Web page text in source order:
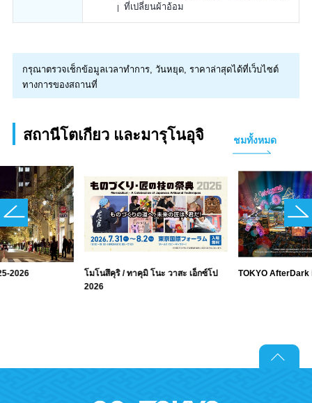
ที่เปลี่ยนผ้าอ้อม
กรุณาตรวจเช็กข้อมูลเวลาทำการ, วันหยุด, ราคาล่าสุดได้ที่เว็บไซต์
ทางการของสถานที่
สถานีโตเกียว และมารุโนอุจิ ชมทั้งหมด
2026
โมโนสึคุริ / ทาคุมิ โนะ วาสะ เอ็กซ์โป
2026
TOKYO AfterDark